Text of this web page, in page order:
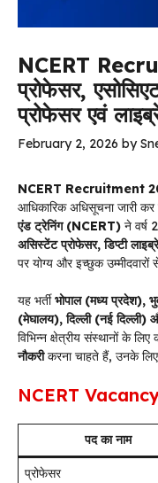
NCERT
प्रोफेसर,
प्रोफेसर एवं
February 2, 2026 by
NCERT Recruitment
आधिकारिक अधिसूचना जारी
एंड ट्रेनिंग (NCERT) ने वर्ष
असिस्टेंट प्रोफेसर, डिप्टी
पर योग्य और इच्छुक
यह भर्तीभोपाल (मध्य प्रदेश),
(मेघालय), दिल्ली (नई
विभिन्न क्षेत्रीय संस्थानों के
नौकरीकरना चाहते हैं, उनके
NCERT
पद का नाम
प्रोफेसर